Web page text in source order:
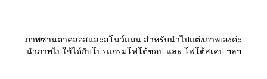
ภาพซานตาคลอสและสโนว์แมน สำหรับนำไปแต่งภาพเองค่ะ
นำภาพไปใช้ได้กับโปรแกรมโฟโต้ชอป และ โฟโต้สเคป ฯลฯ